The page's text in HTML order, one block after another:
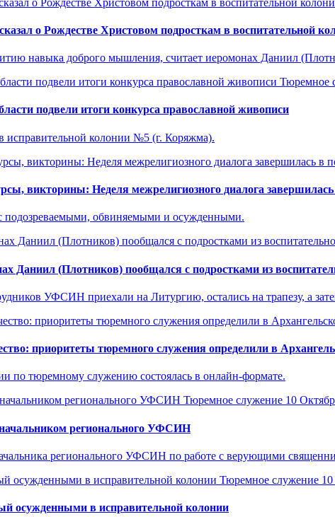
о Рождестве Христовом подросткам в воспитательной
навыка доброго мышления, считает иеромонах Даниил
Тюремное
подвели итоги конкурса православной живописи
исправительной колонии №5 (г. Коряжма).
викторины: Неделя межрелигиозного диалога
подозреваемыми, обвиняемыми и осужденными.
Даниил (Плотников) пообщался с подростками из
УФСИН приехали на Литургию, остались на трапезу, а
приоритеты тюремного служения определили в
по тюремному служению состоялась в онлайн-формате.
Тюремное служение 10
регионального УФСИН
регионального УФСИН по работе с верующими
Тюремное служение
осужденными в исправительной колонии